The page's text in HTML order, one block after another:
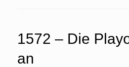
1572 – Die
an